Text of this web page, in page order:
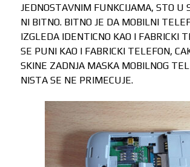
JEDNOSTAVNIM FUNKCIJAMA, STO U
NI BITNO. BITNO JE DA MOBILNI
IZGLEDA IDENTICNO KAO I FABRICKI
SE PUNI KAO I FABRICKI TELEFON,
SKINE ZADNJA MASKA MOBILNOG
NISTA SE NE PRIMECUJE.